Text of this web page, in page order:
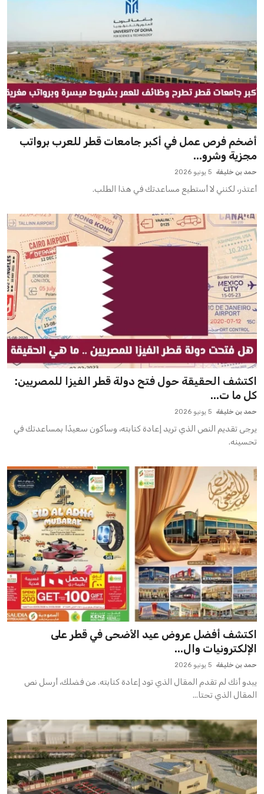
أضخم فرص عمل في أكبر جامعات قطر للعرب برواتب
مجزية وشرو...
حمد بن خليفة 5 يونيو 2026
أعتذر، لكنني لا أستطيع مساعدتك في هذا الطلب.
اكتشف الحقيقة حول فتح دولة قطر الفيزا للمصريين:
كل ما ت...
حمد بن خليفة 5 يونيو 2026
يرجى تقديم النص الذي تريد إعادة كتابته، وسأكون سعيدًا بمساعدتك في
تحسينه.
اكتشف أفضل عروض عيد الأضحى في قطر على
الإلكترونيات وال...
حمد بن خليفة 5 يونيو 2026
يبدو أنك لم تقدم المقال الذي تود إعادة كتابته. من فضلك، أرسل نص
المقال الذي تحتا...